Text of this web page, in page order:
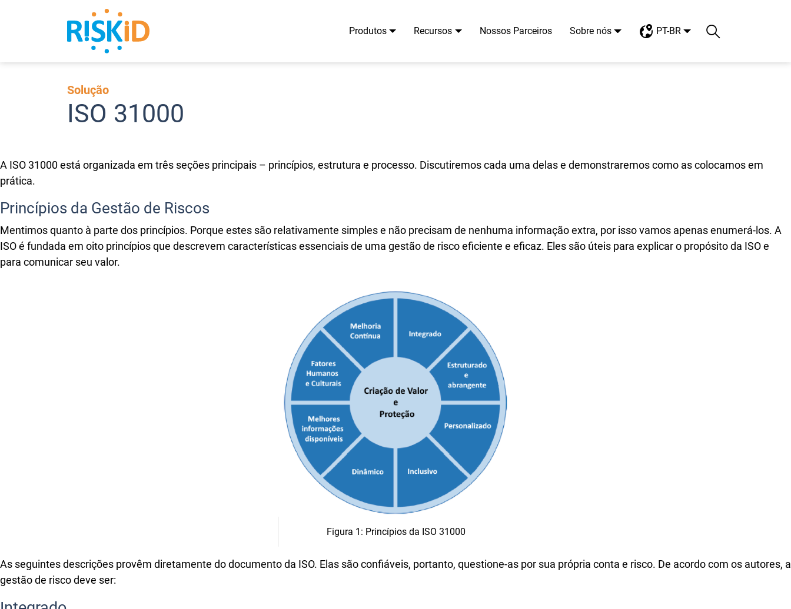
Produtos Recursos Nossos Parceiros Sobre nós PT-BR
Search
Search
Solução
ISO 31000
A ISO 31000 está organizada em três seções principais – princípios, estrutura e processo. Discutiremos cada uma delas e demonstraremos como as colocamos em
prática.
Princípios da Gestão de Riscos
Mentimos quanto à parte dos princípios. Porque estes são relativamente simples e não precisam de nenhuma informação extra, por isso vamos apenas enumerá-los. A
ISO é fundada em oito princípios que descrevem características essenciais de uma gestão de risco eficiente e eficaz. Eles são úteis para explicar o propósito da ISO e
para comunicar seu valor.
Figura 1: Princípios da ISO 31000
As seguintes descrições provêm diretamente do documento da ISO. Elas são confiáveis, portanto, questione-as por sua própria conta e risco. De acordo com os autores, a
gestão de risco deve ser: